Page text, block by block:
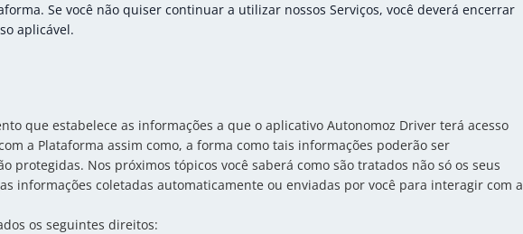
Se você não quiser continuar a utilizar nossos Serviços, você deverá encerrar
aplicável.
que estabelece as informações a que o aplicativo Autonomoz Driver terá acesso
a Plataforma assim como, a forma como tais informações poderão ser
protegidas. Nos próximos tópicos você saberá como são tratados não só os seus
informações coletadas automaticamente ou enviadas por você para interagir com a
os seguintes direitos: